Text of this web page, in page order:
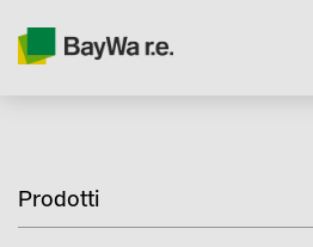
Prodotti